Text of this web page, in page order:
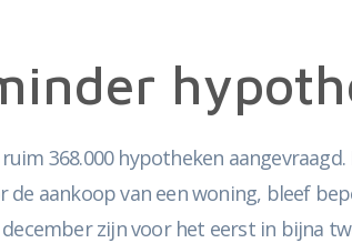
368.000 hypotheken
de aankoop van een woning, bleef
zijn voor het eerst in bijna